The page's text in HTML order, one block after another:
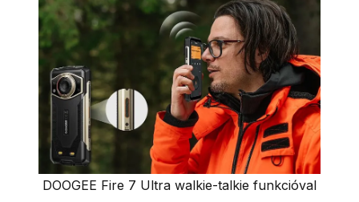
DOOGEE Fire 7 Ultra walkie-talkie funkcióval